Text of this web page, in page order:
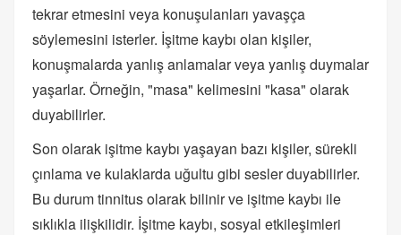
tekrar etmesini veya konuşulanları yavaşça
söylemesini isterler. İşitme kaybı olan kişiler,
konuşmalarda yanlış anlamalar veya yanlış duymalar
yaşarlar. Örneğin, "masa" kelimesini "kasa" olarak
duyabilirler.
Son olarak işitme kaybı yaşayan bazı kişiler, sürekli
çınlama ve kulaklarda uğultu gibi sesler duyabilirler.
Bu durum tinnitus olarak bilinir ve işitme kaybı ile
sıklıkla ilişkilidir. İşitme kaybı, sosyal etkileşimleri